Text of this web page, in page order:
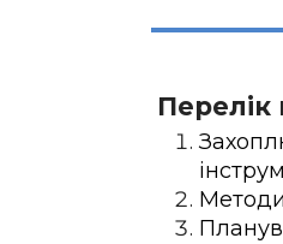
Перелік